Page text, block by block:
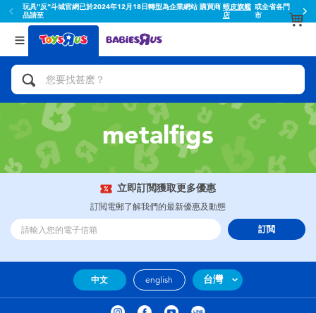
玩具"反"斗城官網已於2024年12月18日轉型為企業網站 購買商
品請至
蝦皮旗艦
店
或全省各門
市
返回
分類目錄
人氣英雄,角色扮演,射擊玩具
腳踏車,滑板車,騎乘車
拼砌組合及樂高LEGO
玩具車,貨車,火車及遙控系列
手工藝,文具,蠟筆,泥膠,畫板
娃娃, 芭比,收藏公仔
返回
品牌
Toy Story玩具總動員
Super Mario超級瑪利歐
52TOYS
Miniso名創優品
playpop
metalfigs
立即訂閲獲取更多優惠
訂閲電郵了解我們的最新優惠及動態
訂閲
中文 english 台灣